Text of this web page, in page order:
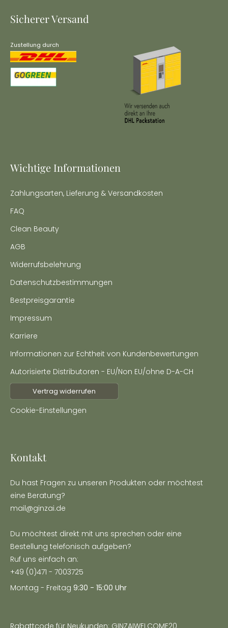
Kontakt
Du hast Fragen zu unseren Produkten oder möchtest
eine Beratung?
mail@ginzai.de
Du möchtest direkt mit uns sprechen oder eine
Bestellung telefonisch aufgeben?
Ruf uns einfach an:
+49 (0)471 - 7003725
Montag - Freitag 9:30 - 15:00 Uhr
Wichtige Informationen
Zahlungsarten, Lieferung & Versandkosten
FAQ
Clean Beauty
AGB
Widerrufsbelehrung
Datenschutzbestimmungen
Bestpreisgarantie
Impressum
Karriere
Informationen zur Echtheit von Kundenbewertungen
Autorisierte Distributoren - EU/Non EU/ohne D-A-CH
Vertrag widerrufen
Cookie-Einstellungen
Sicherer Versand
Zustellung durch